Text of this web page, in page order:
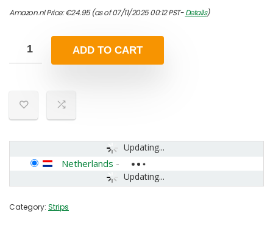
Amazon.nl Price:€24.95(as of 07/11/2025 00:12 PST-Details)
ADD TO CART
Updating...
Updating...
Netherlands -
Category: Strips